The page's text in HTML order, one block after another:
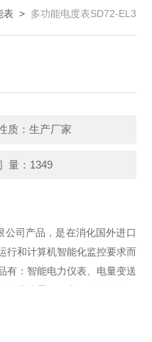
表 > 多功能电度表SD72-EL3
质：生产厂家
量：1349
公司产品，是在消化国外进口
行和计算机智能化监控要求而
有：智能电力仪表、电量变送
保护装置、双电源自动转换开